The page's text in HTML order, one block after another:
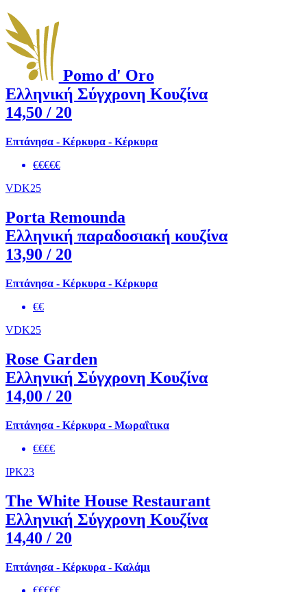
Pomo d' Oro
Ελληνική Σύγχρονη Κουζίνα
14,50 / 20
Επτάνησα - Κέρκυρα - Κέρκυρα
€€€€€
VDK25
Porta Remounda
Ελληνική παραδοσιακή κουζίνα
13,90 / 20
Επτάνησα - Κέρκυρα - Κέρκυρα
€€
VDK25
Rose Garden
Ελληνική Σύγχρονη Κουζίνα
14,00 / 20
Επτάνησα - Κέρκυρα - Μωραΐτικα
€€€€
IPK23
The White House Restaurant
Ελληνική Σύγχρονη Κουζίνα
14,40 / 20
Επτάνησα - Κέρκυρα - Καλάμι